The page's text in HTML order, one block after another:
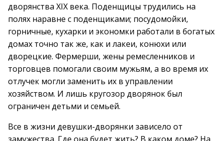
дворянства XIX века. Поденщицы трудились на
полях наравне с поденщиками; посудомойки,
горничные, кухарки и экономки работали в богатых
домах точно так же, как и лакеи, конюхи или
дворецкие. Фермерши, жены ремесленников и
торговцев помогали своим мужьям, а во время их
отлучек могли заменить их в управлении
хозяйством. И лишь кругозор дворянок был
ограничен детьми и семьей.
Все в жизни девушки-дворянки зависело от